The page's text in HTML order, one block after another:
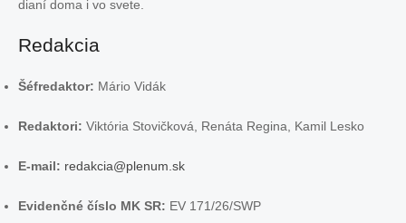
dianí doma i vo svete.
Redakcia
Šéfredaktor: Mário Vidák
Redaktori: Viktória Stovičková, Renáta Regina, Kamil Lesko
E-mail: redakcia@plenum.sk
Evidenčné číslo MK SR: EV 171/26/SWP